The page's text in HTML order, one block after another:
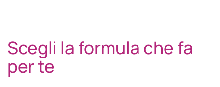
Scegli la formula che fa
per te